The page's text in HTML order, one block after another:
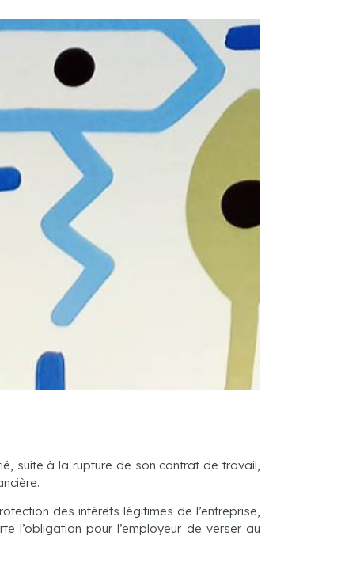
suite à la rupture de son contrat de travail,
des intérêts légitimes de l’entreprise,
l’obligation pour l’employeur de verser au